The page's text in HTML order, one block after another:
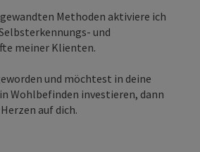
Methoden aktiviere ich
und
meiner Klienten.
und möchtest in deine
Wohlbefinden investieren, dann
auf dich.